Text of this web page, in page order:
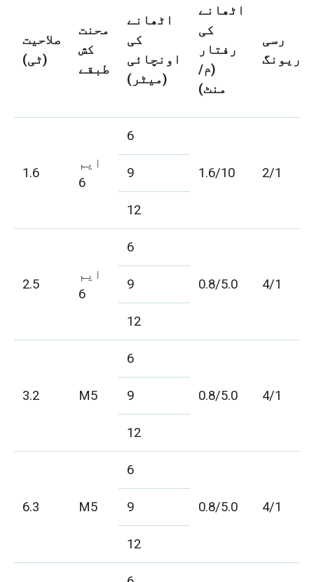
صلاحیت
(ٹی)
محنت
کش
طبقے
اٹھانے
کی
اونچائی
(میٹر)
اٹھانے
کی
رفتار
(م/
منٹ)
رسی
ریونگ
1.6
ایم
6
6
1.6/10
2/1
9
12
2.5
ایم
6
6
0.8/5.0
4/1
9
12
3.2 M5
6
0.8/5.0
4/1
9
12
6.3 M5
6
0.8/5.0
4/1
9
12